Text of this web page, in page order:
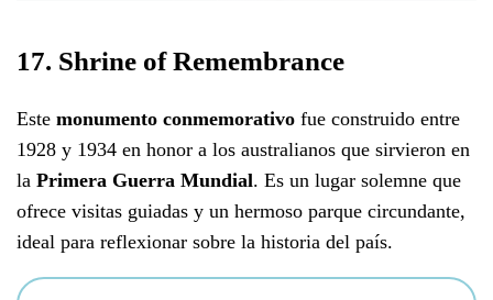
17. Shrine of Remembrance
Este monumento conmemorativo fue construido entre
1928 y 1934 en honor a los australianos que sirvieron en
la Primera Guerra Mundial. Es un lugar solemne que
ofrece visitas guiadas y un hermoso parque circundante,
ideal para reflexionar sobre la historia del país.